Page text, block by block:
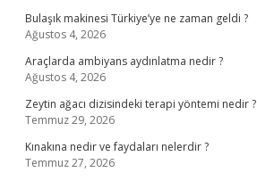
Bulaşık makinesi Türkiye’ye ne zaman geldi ?
Ağustos 4, 2026
Araçlarda ambiyans aydınlatma nedir ?
Ağustos 4, 2026
Zeytin ağacı dizisindeki terapi yöntemi nedir ?
Temmuz 29, 2026
Kınakına nedir ve faydaları nelerdir ?
Temmuz 27, 2026